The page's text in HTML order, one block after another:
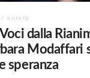
4 ore fa
dalla
Modaffari
speranza